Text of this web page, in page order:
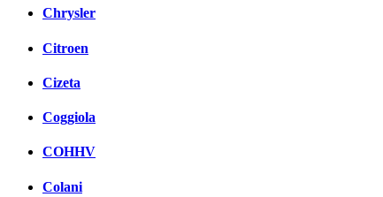
Chrysler
Citroen
Cizeta
Coggiola
COHHV
Colani